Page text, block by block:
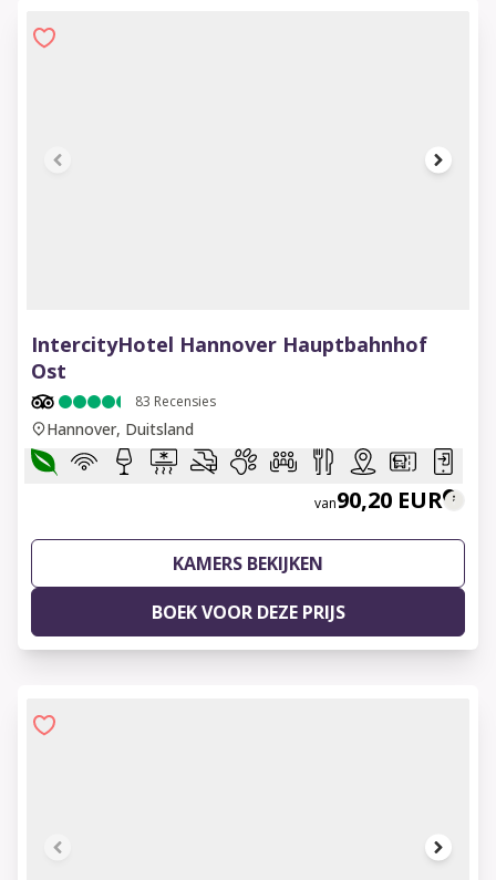
IntercityHotel Hannover Hauptbahnhof
Ost
83 Recensies
Hannover, Duitsland
van90,20 EUR
KAMERS BEKIJKEN
BOEK VOOR DEZE PRIJS